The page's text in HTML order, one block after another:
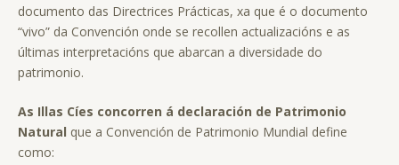
documento das Directrices Prácticas, xa que é o documento
“vivo” da Convención onde se recollen actualizacións e as
últimas interpretacións que abarcan a diversidade do
patrimonio.
As Illas Cíes concorren á declaración de Patrimonio
Natural que a Convención de Patrimonio Mundial define
como: